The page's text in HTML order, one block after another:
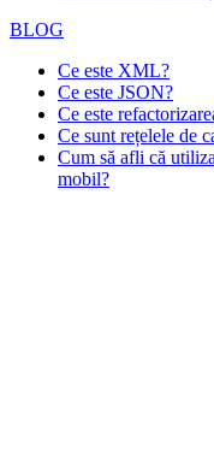
BLOG
Ce este XML?
Ce este JSON?
Ce este
Ce sunt rețelele de
Cum să afli că
mobil?